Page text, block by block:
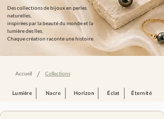
Des collections de bijoux en perles
naturelles,
inspirées par la beauté du monde et la
lumière des îles.
Chaque création raconte une histoire.
Accueil / Collections
Lumière Nacre Horizon Éclat Éternité